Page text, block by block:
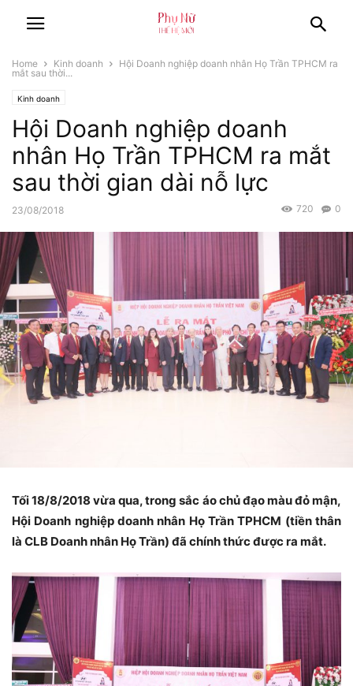
Home Kinh doanh
Hội Doanh nghiệp doanh nhân Họ Trần TPHCM ra
mắt sau thời...
Kinh doanh
Hội Doanh nghiệp doanh
nhân Họ Trần TPHCM ra mắt
sau thời gian dài nỗ lực
23/08/2018 0
720
Tối 18/8/2018 vừa qua, trong sắc áo chủ đạo màu đỏ mận,
Hội Doanh nghiệp doanh nhân Họ Trần TPHCM (tiền thân
là CLB Doanh nhân Họ Trần) đã chính thức được ra mắt.